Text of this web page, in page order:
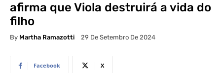
afirma que Viola destruirá a vida do
filho
By Martha Ramazotti 29 De Setembro De 2024
Facebook X